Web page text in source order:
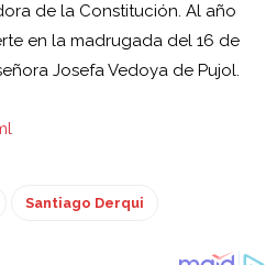
de la Constitución. Al año
en la madrugada del 16 de
Josefa Vedoya de Pujol.
Santiago Derqui